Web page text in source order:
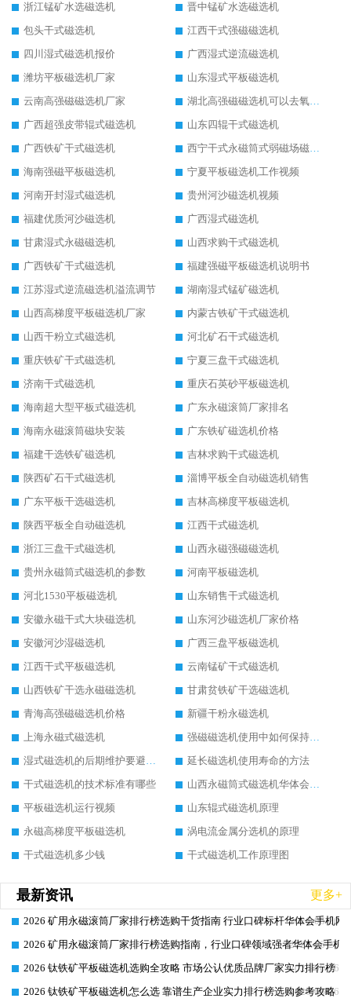
浙江锰矿水选磁选机
晋中锰矿水选磁选机
包头干式磁选机
江西干式强磁磁选机
四川湿式磁选机报价
广西湿式逆流磁选机
潍坊平板磁选机厂家
山东湿式平板磁选机
云南高强磁磁选机厂家
湖北高强磁磁选机可以去氧化铝
广西超强皮带辊式磁选机
山东四辊干式磁选机
广西铁矿干式磁选机
西宁干式永磁筒式弱磁场磁选机结构图
海南强磁平板磁选机
宁夏平板磁选机工作视频
河南开封湿式磁选机
贵州河沙磁选机视频
福建优质河沙磁选机
广西湿式磁选机
甘肃湿式永磁磁选机
山西求购干式磁选机
广西铁矿干式磁选机
福建强磁平板磁选机说明书
江苏湿式逆流磁选机溢流调节
湖南湿式锰矿磁选机
山西高梯度平板磁选机厂家
内蒙古铁矿干式磁选机
山西干粉立式磁选机
河北矿石干式磁选机
重庆铁矿干式磁选机
宁夏三盘干式磁选机
济南干式磁选机
重庆石英砂平板磁选机
海南超大型平板式磁选机
广东永磁滚筒厂家排名
海南永磁滚筒磁块安装
广东铁矿磁选机价格
福建干选铁矿磁选机
吉林求购干式磁选机
陕西矿石干式磁选机
淄博平板全自动磁选机销售
广东平板干选磁选机
吉林高梯度平板磁选机
陕西平板全自动磁选机
江西干式磁选机
浙江三盘干式磁选机
山西永磁强磁磁选机
贵州永磁筒式磁选机的参数
河南平板磁选机
河北1530平板磁选机
山东销售干式磁选机
安徽永磁干式大块磁选机
山东河沙磁选机厂家价格
安徽河沙湿磁选机
广西三盘平板磁选机
江西干式平板磁选机
云南锰矿干式磁选机
山西铁矿干选永磁磁选机
甘肃贫铁矿干选磁选机
青海高强磁磁选机价格
新疆干粉永磁选机
上海永磁式磁选机
强磁磁选机使用中如何保持其顺畅运行
湿式磁选机的后期维护要避开哪些坑
延长磁选机使用寿命的方法
干式磁选机的技术标准有哪些
山西永磁筒式磁选机华体会手机网页版-华体会(中国)
平板磁选机运行视频
山东辊式磁选机原理
永磁高梯度平板磁选机
涡电流金属分选机的原理
干式磁选机多少钱
干式磁选机工作原理图
最新资讯 更多+
2026-06-26
2026 矿用永磁滚筒厂家排行榜选购干货指南 行业口碑标杆华体会手机网
2026-06-26
2026 矿用永磁滚筒厂家排行榜选购指南，行业口碑领域强者华体会手机
2026-06-26
2026 钛铁矿平板磁选机选购全攻略 市场公认优质品牌厂家实力排行榜
2026-06-26
2026 钛铁矿平板磁选机怎么选 靠谱生产企业实力排行榜选购参考攻略